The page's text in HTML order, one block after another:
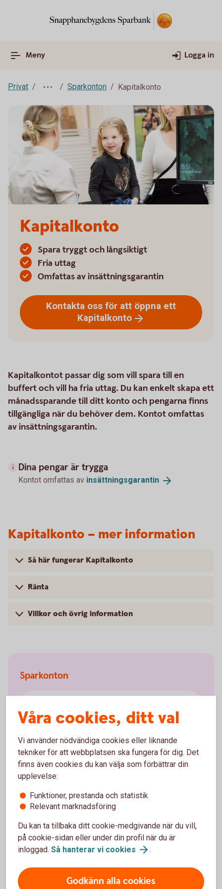
Meny Logga in
Privat Sparkonton Kapitalkonto
Kapitalkonto
Spara tryggt och långsiktigt
Fria uttag
Omfattas av insättningsgarantin
Kontakta oss för att öppna ett
Kapitalkonto
Kapitalkontot passar dig som vill spara till en
buffert och vill ha fria uttag. Du kan enkelt skapa ett
månadssparande till ditt konto och pengarna finns
tillgängliga när du behöver dem. Kontot omfattas
av insättningsgarantin.
Dina pengar är trygga
Kontot omfattas av insättningsgarantin
Kapitalkonto – mer information
Så här fungerar Kapitalkonto
Ränta
Villkor och övrig information
Sparkonton
Framtidskonto
Trygghetskonto
Våra cookies, ditt val
Vi använder nödvändiga cookies eller liknande
tekniker för att webbplatsen ska fungera för dig. Det
finns även cookies du kan välja som förbättrar din
upplevelse:
Funktioner, prestanda och statistik
Relevant marknadsföring
Du kan ta tillbaka ditt cookie-medgivande när du vill,
på cookie-sidan eller under din profil när du är
inloggad. Så hanterar vi cookies .
Godkänn alla cookies